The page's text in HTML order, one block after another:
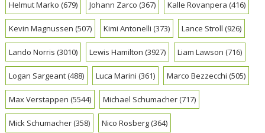
Helmut Marko (679) Johann Zarco (367) Kalle Rovanpera (416)
Kevin Magnussen (507) Kimi Antonelli (373) Lance Stroll (926)
Lando Norris (3010) Lewis Hamilton (3927) Liam Lawson (716)
Logan Sargeant(488) Luca Marini (361) Marco Bezzecchi (505)
Max Verstappen (5544) Michael Schumacher(717)
Mick Schumacher(358) Nico Rosberg(364)